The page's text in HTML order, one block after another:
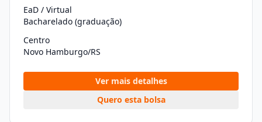
EaD / Virtual
Bacharelado (graduação)
Centro
Novo Hamburgo/RS
Ver mais detalhes
Quero esta bolsa